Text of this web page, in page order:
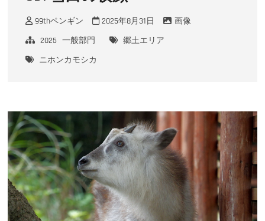
99thペンギン 2025年8月31日
画像
2025 一般部門
郷土エリア
ニホンカモシカ